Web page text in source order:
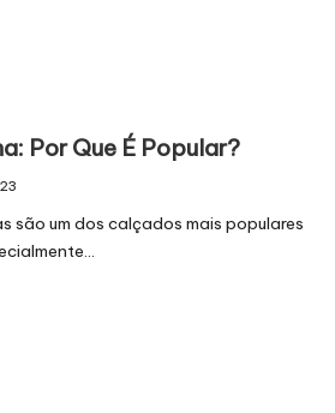
Por Que É Popular?
são um dos calçados mais populares